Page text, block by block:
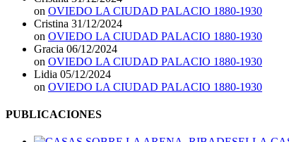
on OVIEDO LA CIUDAD PALACIO 1880-1930
Cristina 31/12/2024
on OVIEDO LA CIUDAD PALACIO 1880-1930
Gracia 06/12/2024
on OVIEDO LA CIUDAD PALACIO 1880-1930
Lidia 05/12/2024
on OVIEDO LA CIUDAD PALACIO 1880-1930
PUBLICACIONES